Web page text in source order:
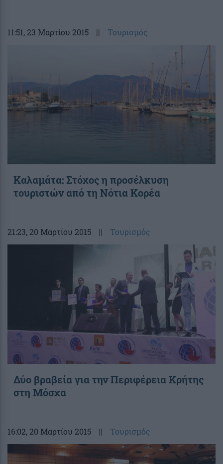
11:51, 23 Μαρτίου 2015 || Τουρισμός
Καλαμάτα: Στόχος η προσέλκυση
τουριστών από τη Νότια Κορέα
21:23, 20 Μαρτίου 2015 || Τουρισμός
Δύο βραβεία για την Περιφέρεια Κρήτης
στη Μόσχα
16:02, 20 Μαρτίου 2015 || Τουρισμός